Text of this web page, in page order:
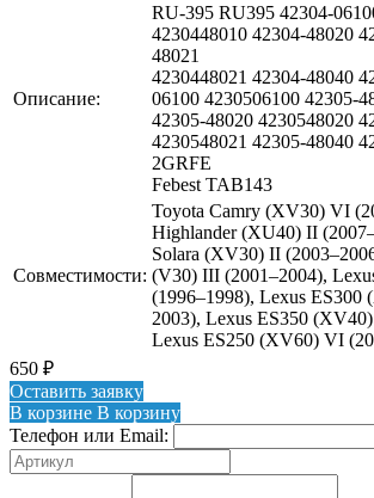
Описание:
RU-395 RU395 42304-
4230448010 42304-48020
48021
4230448021 42304-48040
06100 4230506100 42305-
42305-48020 4230548020
4230548021 42305-48040
2GRFE
Febest TAB143
Совместимости:
Toyota Camry (XV30) VI
Highlander (XU40) II
Solara (XV30) II
(V30) III (2001–2004),
(1996–1998), Lexus
2003), Lexus ES350
Lexus ES250 (XV60) VI
650 ₽
Оставить заявку
В корзине В корзину
Телефон или Email: